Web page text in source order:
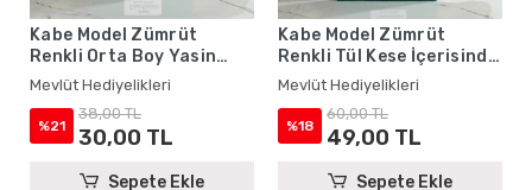
Kabe Model Zümrüt
Renkli Orta Boy Yasin
Kitabı
Mevlüt Hediyelikleri
%21
38,00 TL
30,00 TL
Sepete Ekle
Kabe Model Zümrüt
Renkli Tül Kese İçerisinde
Orta Boy Yasin Kitabı ve
İnci Tesbih - Mevlüt
Hediyelikleri
Mevlüt Hediyelikleri
%18
60,00 TL
49,00 TL
Sepete Ekle